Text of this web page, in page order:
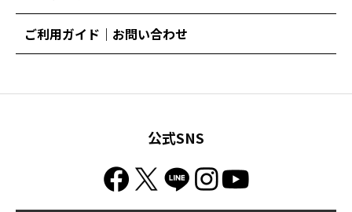
ご利用ガイド｜お問い合わせ
公式SNS